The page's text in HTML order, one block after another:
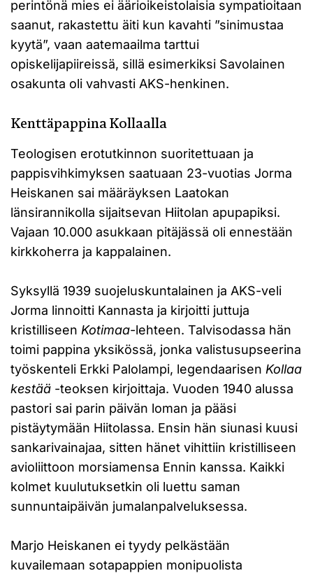
perintönä mies ei äärioikeistolaisia sympatioitaan
saanut, rakastettu äiti kun kavahti ”sinimustaa
kyytä”, vaan aatemaailma tarttui
opiskelijapiireissä, sillä esimerkiksi Savolainen
osakunta oli vahvasti AKS-henkinen.
Kenttäpappina Kollaalla
Teologisen erotutkinnon suoritettuaan ja
pappisvihkimyksen saatuaan 23-vuotias Jorma
Heiskanen sai määräyksen Laatokan
länsirannikolla sijaitsevan Hiitolan apupapiksi.
Vajaan 10.000 asukkaan pitäjässä oli ennestään
kirkkoherra ja kappalainen.
Syksyllä 1939 suojeluskuntalainen ja AKS-veli
Jorma linnoitti Kannasta ja kirjoitti juttuja
kristilliseen Kotimaa-lehteen. Talvisodassa hän
toimi pappina yksikössä, jonka valistusupseerina
työskenteli Erkki Palolampi, legendaarisen Kollaa
kestää -teoksen kirjoittaja. Vuoden 1940 alussa
pastori sai parin päivän loman ja pääsi
pistäytymään Hiitolassa. Ensin hän siunasi kuusi
sankarivainajaa, sitten hänet vihittiin kristilliseen
avioliittoon morsiamensa Ennin kanssa. Kaikki
kolmet kuulutuksetkin oli luettu saman
sunnuntaipäivän jumalanpalveluksessa.
Marjo Heiskanen ei tyydy pelkästään
kuvailemaan sotapappien monipuolista